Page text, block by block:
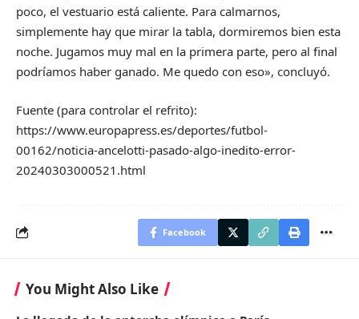
poco, el vestuario está caliente. Para calmarnos,
simplemente hay que mirar la tabla, dormiremos bien esta
noche. Jugamos muy mal en la primera parte, pero al final
podríamos haber ganado. Me quedo con eso», concluyó.
Fuente (para controlar el refrito):
https://www.europapress.es/deportes/futbol-
00162/noticia-ancelotti-pasado-algo-inedito-error-
20240303000521.html
Facebook
You Might Also Like